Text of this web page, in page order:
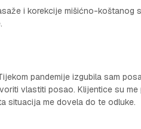
i korekcije mišićno-koštanog
pandemije izgubila sam
vlastiti posao. Klijentice su
situacija me dovela do te odluke.